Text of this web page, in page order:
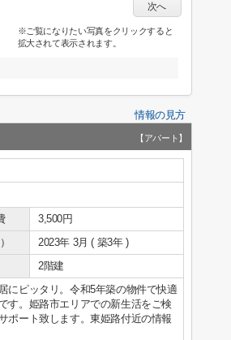
次へ
※ご覧になりたい写真をクリックすると
拡大されて表示されます。
情報の見方
【アパート】
3,500円
2023年 3月 ( 築3年 )
2階建
にピッタリ。令和5年築の物件で快適
す。姫路市エリアでの新生活をご検
ポート致します。東姫路付近の情報